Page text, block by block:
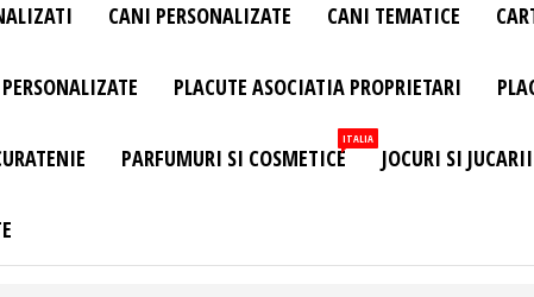
CANI PERSONALIZATE CANI TEMATICE
PLACUTE ASOCIATIA PROPRIETARI
PARFUMURI SI COSMETICE
ITALIA
JOCURI SI JUCARII